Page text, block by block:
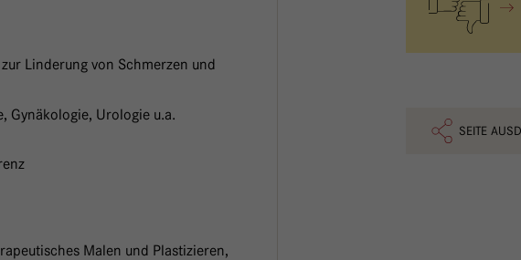
Linderung von Schmerzen und
Gynäkologie, Urologie u.a.
Malen und Plastizieren,
SEITE